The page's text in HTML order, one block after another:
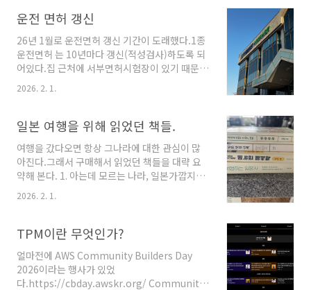
적인 공부를 한 것은 이번이 처음인것 같다.10..
어두운 느낌이고, 일반 중식당 같은 분위기는 아
니었다. 728번째 오리! 껍질만 발라서 따로 주신
다.유명한 쯔란갈비좀 시끌시끌했지만, 4명정도
까진 갈만 할듯하다.룸도 있어보이긴 했는데, 예
약은 힘들듯...
운전 면허 갱신
26년 1월로 운전면허 갱신 기간이 도래했다.1종
운전면허 는 10년마다 갱신(적성검사)하도록 되
어있다.집 근처에 서부면허시험장이 있기 때문에
인.https://www.safedriving.or.kr/guide/larGuide011.do?
갱신 | 한국도로교통공단 안전운전 통합민원정기
적성검사/면허갱신 적성검사 면허갱신 신청장소
- 적성검사(1종 면허, 70세 이상 2종 면허) 및 2
종 면허갱신: 전국면허시험장 또는 경찰서 교통
민원실 ※ 강남경찰서는 적성검사, 면허갱신 업
www.safedriving.or.kr- 준비물 : 운전면허증,
장, ..
2026. 2. 1.
일본 여행을 위해 읽었던 책들.
여행을 갔다오면 항상 그나라에 대한 관심이 많
아진다.그래서 구매해서 읽었던 책들을 대략 요
약해 본다. 1. 아는데 모르는 나라, 일본가깝지만
생각을 차분하게 풀어낸 에세이.뉴스나 여행으로
으로 설명해준다.‘일본을 안다’고 생각했던 고정
관념을 슬쩍 깨주는 책.가볍게 읽히지만 생각거
리는 꽤 남는다.택시는 왜 문을 열어줄까, 쓰레기
가 없이 왜 깨끗한가 등에 대한 이야기들이 재밌
었다.2. 일본 맛집 산책고독한 미식가의 작가
2026. 2. 1.
TPM이란 무엇인가?
얼마전에 AWS Community Builders Day
2026이라는 행사가 있었
다.https://cbday.awskr.org/ Community